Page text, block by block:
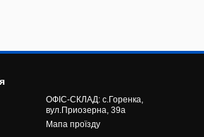
ОФІС-СКЛАД: с.Горенка,
вул.Приозерна, 39а
Мапа проїзду